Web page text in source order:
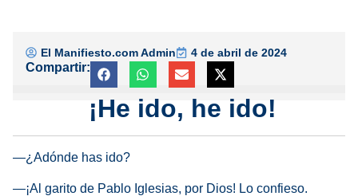
El Manifiesto.com Admin 4 de abril de 2024
Compartir:
¡He ido, he ido!
—¿Adónde has ido?
—¡Al garito de Pablo Iglesias, por Dios! Lo confieso.